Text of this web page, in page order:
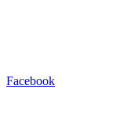
Facebook